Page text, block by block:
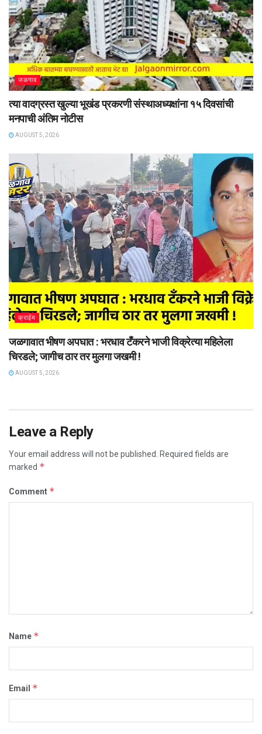
जळगाव
त्या वादग्रस्त खुल्या भूखंड प्रकरणी संस्थाअध्यक्षांना १५ दिवसांची
मनपाची अंतिम नोटीस
AUGUST 5, 2026
क्राईम
जळगावात भीषण अपघात : भरधाव टँकरने भाजी विक्रेत्या महिलेला
चिरडले; जागीच ठार तर मुलगा जखमी !
AUGUST 5, 2026
Leave a Reply
Your email address will not be published.
Required fields are
marked *
Comment *
Name *
Email *